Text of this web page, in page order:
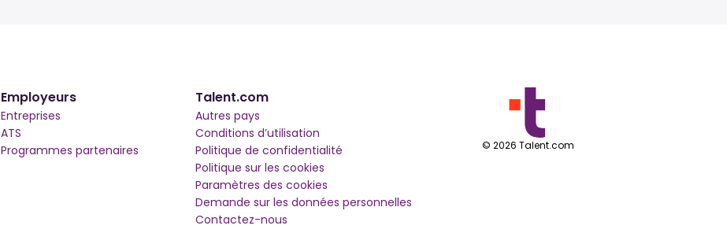
Employeurs
Entreprises
ATS
Programmes partenaires
Talent.com
Autres pays
Conditions d’utilisation
Politique de confidentialité
Politique sur les cookies
Paramètres des cookies
Demande sur les données personnelles
Contactez-nous
© 2026 Talent.com